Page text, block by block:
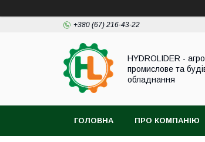
+380 (67) 216-43-22
HYDROLIDER -
промислове та
обладнання
ГОЛОВНА ПРО КОМПАНІЮ